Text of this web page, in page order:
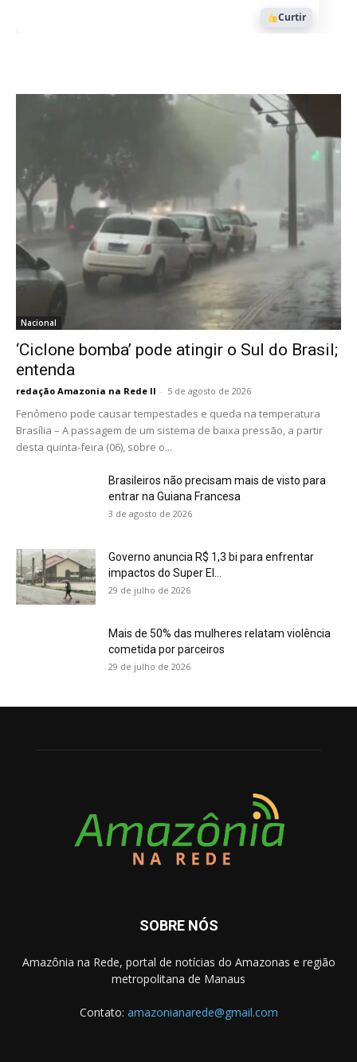
Curtir
Nacional
‘Ciclone bomba’ pode atingir o Sul do Brasil;
entenda
redação Amazonia na Rede II - 5 de agosto de 2026
Fenômeno pode causar tempestades e queda na temperatura
Brasília – A passagem de um sistema de baixa pressão, a partir
desta quinta-feira (06), sobre o...
Brasileiros não precisam mais de visto para
entrar na Guiana Francesa
3 de agosto de 2026
Governo anuncia R$ 1,3 bi para enfrentar
impactos do Super El...
29 de julho de 2026
Mais de 50% das mulheres relatam violência
cometida por parceiros
29 de julho de 2026
SOBRE NÓS
Amazônia na Rede, portal de notícias do Amazonas e região
metropolitana de Manaus
Contato: amazonianarede@gmail.com